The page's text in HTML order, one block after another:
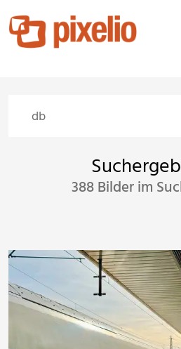
388 Bilder im